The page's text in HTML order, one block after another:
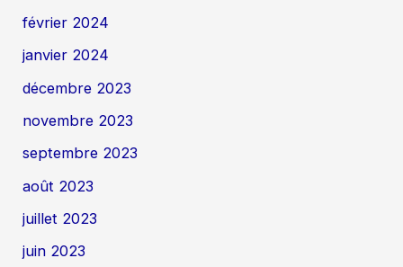
février 2024
janvier 2024
décembre 2023
novembre 2023
septembre 2023
août 2023
juillet 2023
juin 2023